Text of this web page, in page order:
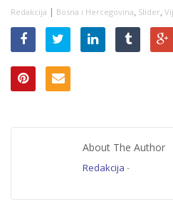
razgovarala s
komandantom
Redakcija | Bosna i Hercegovina, Slider,
About The Author
Redakcija -